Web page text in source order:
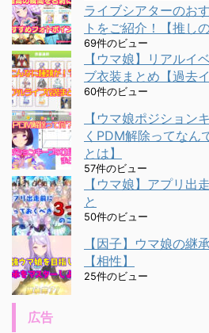
ライブシアターのお
トをご紹介！【推し
69件のビュー
【ウマ娘】リアルイ
ブ衣装まとめ【過去
60件のビュー
【ウマ娘ポジション
くPDM解除ってなん
とは】
57件のビュー
【ウマ娘】アプリ出
と
50件のビュー
【因子】ウマ娘の継
【相性】
25件のビュー
広告